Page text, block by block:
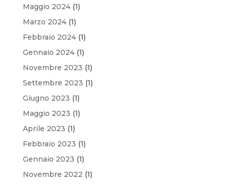
Maggio 2024(1)
Marzo 2024(1)
Febbraio 2024(1)
Gennaio 2024(1)
Novembre 2023 (1)
Settembre 2023 (1)
Giugno 2023 (1)
Maggio 2023 (1)
Aprile 2023 (1)
Febbraio 2023 (1)
Gennaio 2023 (1)
Novembre 2022 (1)